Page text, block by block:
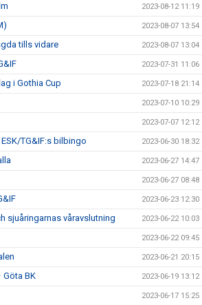
2023-08-12 11:19
2023-08-07 13:54
tills vidare 2023-08-07 13:04
2023-07-31 11:06
i Gothia Cup 2023-07-18 21:14
2023-07-10 10:29
2023-07-07 12:12
TG&IF:s bilbingo 2023-06-30 18:32
2023-06-27 14:47
2023-06-27 08:48
2023-06-23 12:30
sjuåringarnas våravslutning 2023-06-22 10:03
2023-06-22 09:45
2023-06-21 20:15
Göta BK 2023-06-19 13:12
2023-06-17 15:25